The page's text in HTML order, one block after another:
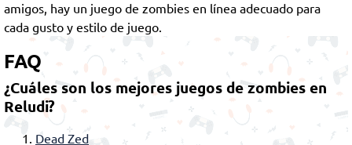
amigos, hay un juego de zombies en línea adecuado para
cada gusto y estilo de juego.
FAQ
¿Cuáles son los mejores juegos de zombies en
Reludi?
Dead Zed